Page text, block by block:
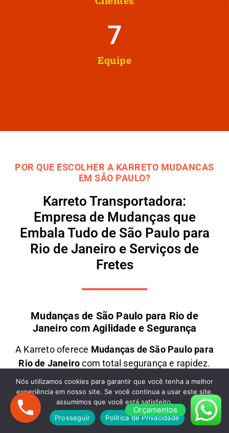
Equipe
8
POR QUE ESCOLHER A KARRETO MUDANCAS
EM SÃO PAULO?
Karreto Transportadora:
Empresa de Mudanças que
Embala Tudo de São Paulo para
Rio de Janeiro e Serviços de
Fretes
Mudanças de São Paulo para Rio de
Janeiro com Agilidade e Segurança
A Karretooferece Mudanças de São Paulo para
Rio de Janeirocom total segurança e rapidez.
Contamos com uma equipe especializada e frota
moderna para transportar seus móveis e objetos
com cuidado e eficiência . Seja umamudança
residencial ou comercial, garantimospreços
Orçamentos
Nós utilizamos cookies para garantir que você tenha a melhor
experiência em nosso site. Se você continua a usar este site,
assumimos que você está satisfeito.
Prosseguir
Política de Privacidade